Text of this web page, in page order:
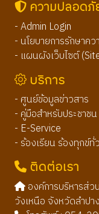
ความปลอดภั
- Admin Login
- นโยบายการรักษาค
- แผนผังเว็บไซต์
บริการ
- ศูนย์ข้อมูลข่าวสาร
- คู่มือสำหรับประชาชน
- E-Service
- ร้องเรียน ร้องทุกข์ทั่
ติดต่อเรา
องค์การบริหารส่
วังเหนือ จังหวัดลำป